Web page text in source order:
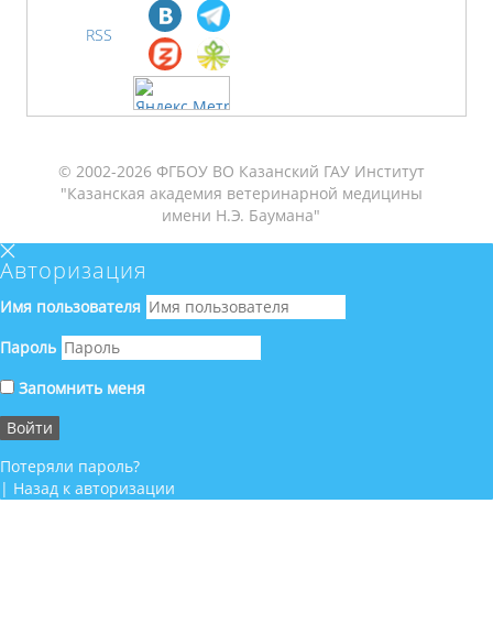
RSS
© 2002-2026 ФГБОУ ВО Казанский ГАУ Институт
"Казанская академия ветеринарной медицины
имени Н.Э. Баумана"
Авторизация
Имя пользователя
Пароль
Запомнить меня
Потеряли пароль?
| Назад к авторизации